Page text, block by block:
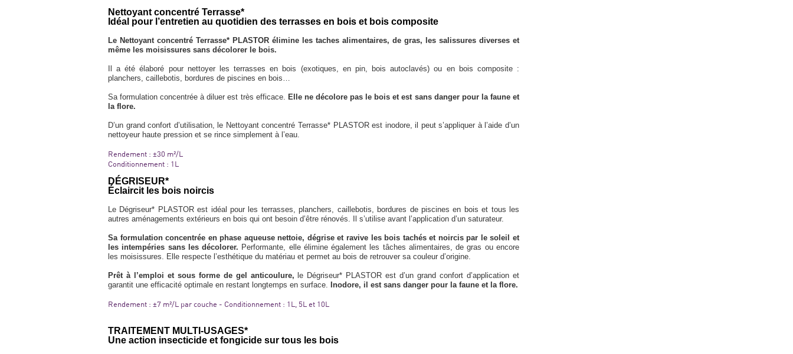
Nettoyant concentré Terrasse*
Idéal pour l’entretien au quotidien des terrasses en bois et bois composite
Le Nettoyant concentré Terrasse* PLASTOR élimine les taches alimentaires, de gras, les salissures diverses et
même les moisissures sans décolorer le bois.
Il a été élaboré pour nettoyer les terrasses en bois (exotiques, en pin, bois autoclavés) ou en bois composite :
planchers, caillebotis, bordures de piscines en bois…
Sa formulation concentrée à diluer est très efficace. Elle ne décolore pas le bois et est sans danger pour la faune et
la flore.
D’un grand confort d’utilisation, le Nettoyant concentré Terrasse* PLASTOR est inodore, il peut s’appliquer à l’aide d’un
nettoyeur haute pression et se rince simplement à l’eau.
Rendement : ±30 m²/L
Conditionnement : 1L
DÉGRISEUR*
Éclaircit les bois noircis
Le Dégriseur* PLASTOR est idéal pour les terrasses, planchers, caillebotis, bordures de piscines en bois et tous les
autres aménagements extérieurs en bois qui ont besoin d’être rénovés. Il s’utilise avant l’application d’un saturateur.
Sa formulation concentrée en phase aqueuse nettoie, dégrise et ravive les bois tachés et noircis par le soleil et
les intempéries sans les décolorer. Performante, elle élimine également les tâches alimentaires, de gras ou encore
les moisissures. Elle respecte l’esthétique du matériau et permet au bois de retrouver sa couleur d’origine.
Prêt à l’emploi et sous forme de gel anticoulure, le Dégriseur* PLASTOR est d’un grand confort d’application et
garantit une efficacité optimale en restant longtemps en surface. Inodore, il est sans danger pour la faune et la flore.
Rendement : ±7 m²/L par couche - Conditionnement : 1L, 5L et 10L
TRAITEMENT MULTI-USAGES*
Une action insecticide et fongicide sur tous les bois